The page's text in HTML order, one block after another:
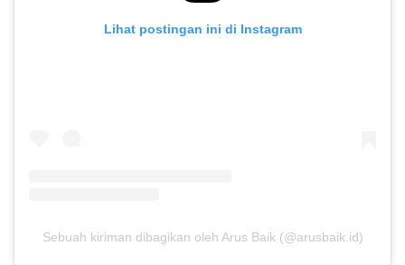
Lihat postingan ini di Instagram
Sebuah kiriman dibagikan oleh Arus Baik (@arusbaik.id)